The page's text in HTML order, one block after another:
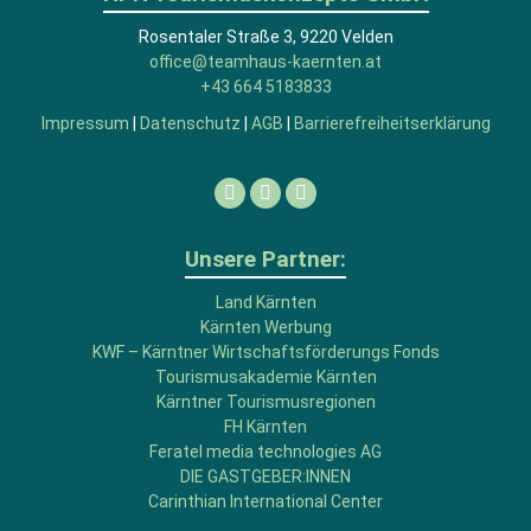
Rosentaler Straße 3, 9220 Velden
office@teamhaus-kaernten.at
+43 664 5183833
Impressum
Datenschutz AGB Barrierefreiheitserklärung
Facebook
LinkedinInstagram
Unsere Partner:
Land Kärnten
Kärnten Werbung
KWF – Kärntner Wirtschaftsförderungs Fonds
Tourismusakademie Kärnten
Kärntner Tourismusregionen
FH Kärnten
Feratel media technologies AG
DIE GASTGEBER:INNEN
Carinthian International Center